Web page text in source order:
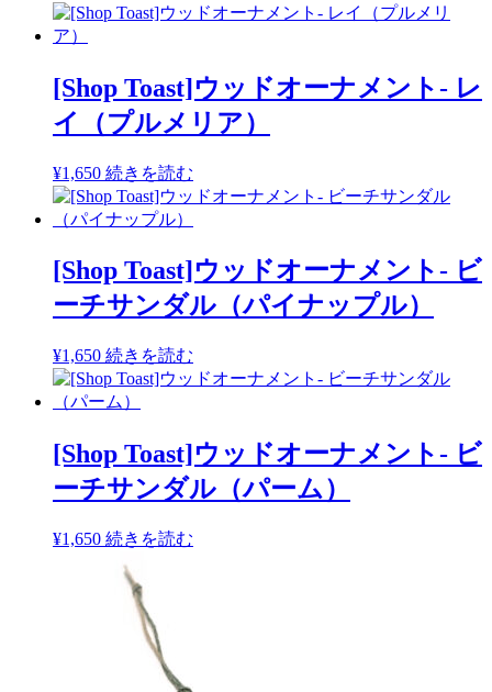
[Shop Toast]ウッドオーナメント- レ
イ（プルメリア）
¥1,650 続きを読む
[Shop Toast]ウッドオーナメント- ビ
ーチサンダル（パイナップル）
¥1,650 続きを読む
[Shop Toast]ウッドオーナメント- ビ
ーチサンダル（パーム）
¥1,650 続きを読む